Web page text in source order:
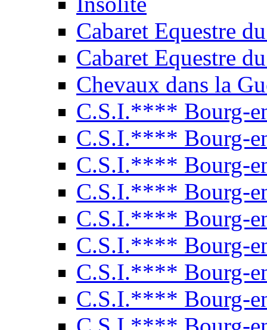
Cabaret Equestre
Cabaret Equestre
Chevaux dans la
C.S.I.**** Bourg-
C.S.I.**** Bourg-
C.S.I.**** Bourg-
C.S.I.**** Bourg-
C.S.I.**** Bourg-
C.S.I.**** Bourg-
C.S.I.**** Bourg-
C.S.I.**** Bourg-